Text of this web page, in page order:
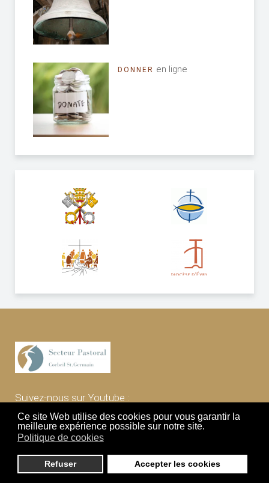
Ce site Web utilise des cookies pour vous garantir la
meilleure expérience possible sur notre site.
Politique de cookies
Refuser Accepter les cookies
DONNER en ligne
Suivez-nous sur Youtube :
Nous contacter